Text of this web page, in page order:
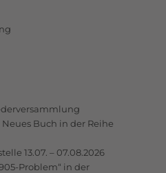
Buch in der Reihe
13.07. – 07.08.2026
Problem“ in der